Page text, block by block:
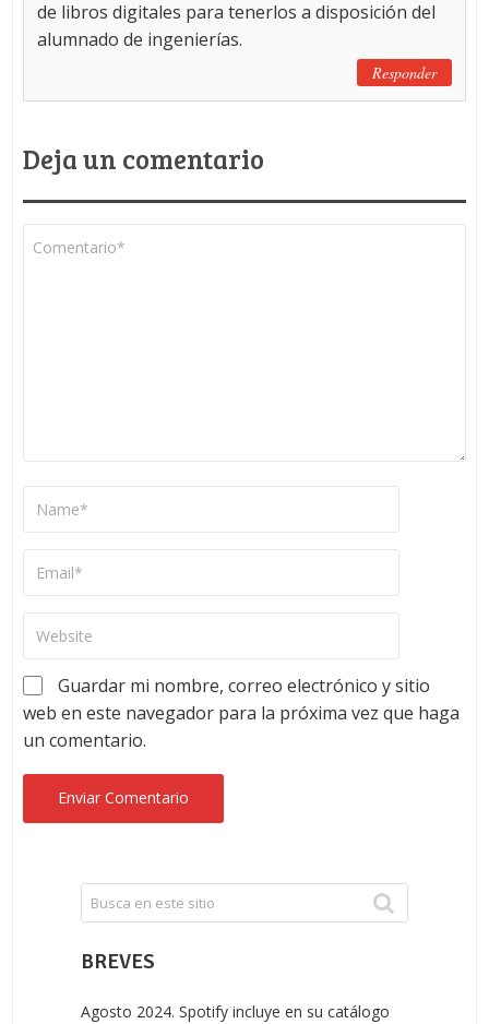
de libros digitales para tenerlos a disposición del
alumnado de ingenierías.
Responder
Deja un comentario
Guardar mi nombre, correo electrónico y sitio
web en este navegador para la próxima vez que haga
un comentario.
BREVES
Agosto 2024. Spotify incluye en su catálogo